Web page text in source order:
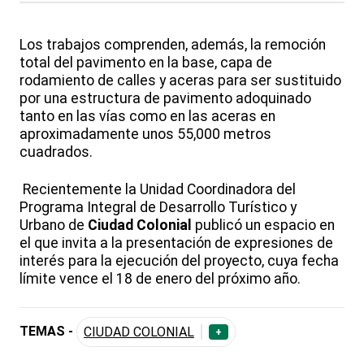
Los trabajos comprenden, además, la remoción
total del pavimento en la base, capa de
rodamiento de calles y aceras para ser sustituido
por una estructura de pavimento adoquinado
tanto en las vías como en las aceras en
aproximadamente unos 55,000 metros
cuadrados.
Recientemente la Unidad Coordinadora del
Programa Integral de Desarrollo Turístico y
Urbano de Ciudad Colonial publicó un espacio en
el que invita a la presentación de expresiones de
interés para la ejecución del proyecto, cuya fecha
límite vence el 18 de enero del próximo año.
TEMAS - CIUDAD COLONIAL +